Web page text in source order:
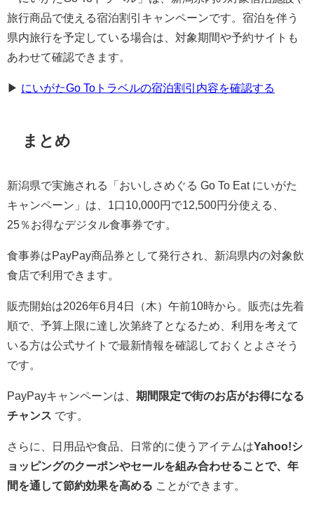
旅行商品で使える宿泊割引キャンペーンです。宿泊を伴う
県内旅行を予定している場合は、対象期間や予約サイトも
あわせて確認できます。
▶︎ にいがたGo Toトラベルの宿泊割引内容を確認する
まとめ
新潟県で実施される「おいしさめぐる Go To Eat にいがた
キャンペーン」は、1口10,000円で12,500円分使える、
25％お得なデジタル食事券です。
食事券はPayPay商品券として発行され、新潟県内の対象飲
食店で利用できます。
販売開始は2026年6月4日（木）午前10時から。販売は先着
順で、予算上限に達し次第終了となるため、利用を考えて
いる方は公式サイトで最新情報を確認しておくとよさそう
です。
PayPayキャンペーンは、 期間限定で街のお店がお得になる
チャンス です。
さらに、日用品や食品、日常的に使うアイテムはYahoo!シ
ョッピングのクーポンやセールを組み合わせることで、年
間を通して節約効果を高める ことができます。